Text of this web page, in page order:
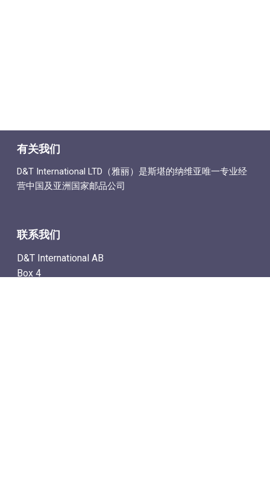
有关我们
D&T International LTD（雅丽）是斯堪的纳维亚唯一专业经
营中国及亚洲国家邮品公司
联系我们
D&T International AB
Box 4